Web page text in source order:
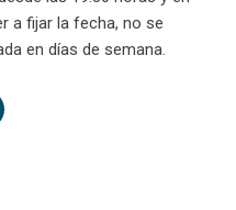
a fijar la fecha, no se
en días de semana.